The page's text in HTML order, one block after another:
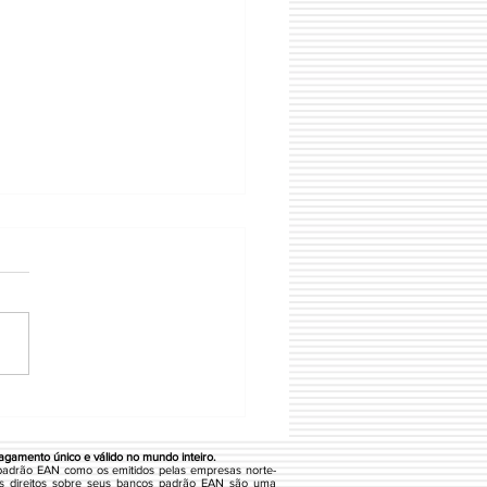
único e válido no mundo inteiro.
EAN como os emitidos pelas empresas norte-
sobre seus bancos padrão EAN são uma